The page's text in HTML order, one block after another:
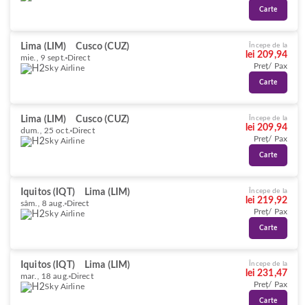
Carte
Lima (LIM) Cusco (CUZ)
mie., 9 sept. Direct
Sky Airline
Începe de la
lei 209,94
Preț/ Pax
Carte
Lima (LIM) Cusco (CUZ)
dum., 25 oct. Direct
Sky Airline
Începe de la
lei 209,94
Preț/ Pax
Carte
Iquitos (IQT) Lima (LIM)
sâm., 8 aug. Direct
Sky Airline
Începe de la
lei 219,92
Preț/ Pax
Carte
Iquitos (IQT) Lima (LIM)
mar., 18 aug. Direct
Sky Airline
Începe de la
lei 231,47
Preț/ Pax
Carte